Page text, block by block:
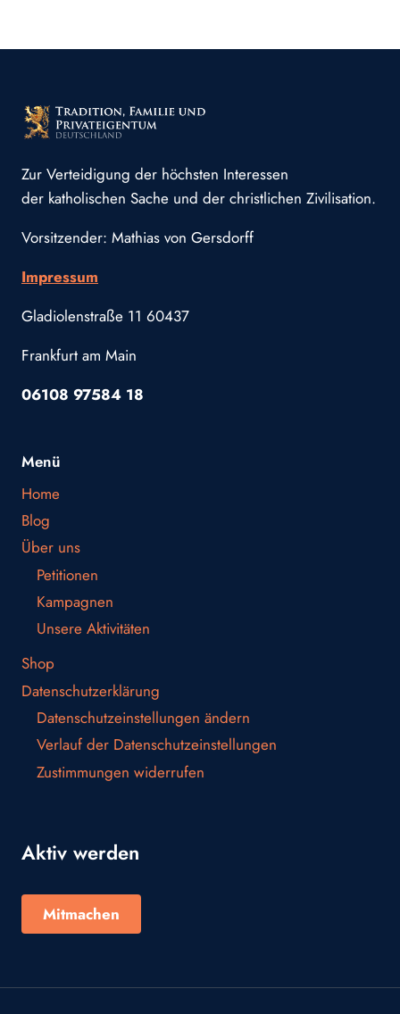
Zur Verteidigung der höchsten Interessen
der katholischen Sache und der christlichen Zivilisation.
Vorsitzender: Mathias von Gersdorff
Impressum
Gladiolenstraße 11 60437
Frankfurt am Main
06108 97584 18
Menü
Home
Blog
Über uns
Petitionen
Kampagnen
Unsere Aktivitäten
Shop
Datenschutzerklärung
Datenschutzeinstellungen ändern
Verlauf der Datenschutzeinstellungen
Zustimmungen widerrufen
Aktiv werden
Mitmachen